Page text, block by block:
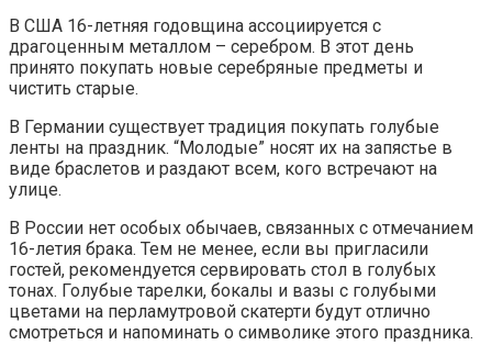
В США 16-летняя годовщина ассоциируется с
драгоценным металлом – серебром. В этот день
принято покупать новые серебряные предметы и
чистить старые.
В Германии существует традиция покупать голубые
ленты на праздник. “Молодые” носят их на запястье в
виде браслетов и раздают всем, кого встречают на
улице.
В России нет особых обычаев, связанных с отмечанием
16-летия брака. Тем не менее, если вы пригласили
гостей, рекомендуется сервировать стол в голубых
тонах. Голубые тарелки, бокалы и вазы с голубыми
цветами на перламутровой скатерти будут отлично
смотреться и напоминать о символике этого праздника.